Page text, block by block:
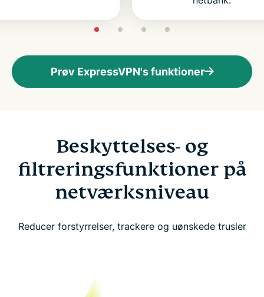
Prøv ExpressVPN's funktioner
Beskyttelses- og
filtreringsfunktioner på
netværksniveau
Reducer forstyrrelser, trackere og uønskede trusler